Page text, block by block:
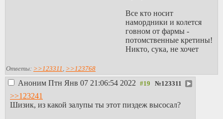
Все кто носит
намордники и колется
говном от фармы -
потомственные кретины!
Никто, сука, не хочет
все доверяют каким-то
жидам в правительстве,
авторитетам, учёным,
врачам! Блядь,
Ответы: >>123311 , >>123768
Аноним Птн Янв 07 21:06:54 2022 №123311
>>123241
Шизик, из какой залупы ты этот пиздеж высосал?